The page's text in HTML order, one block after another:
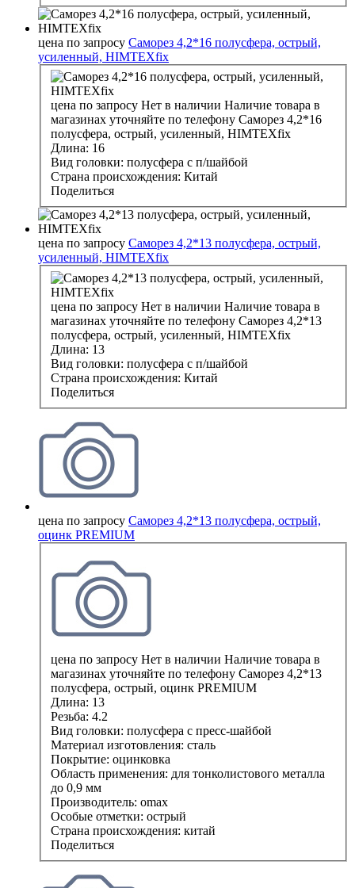
цена по запросу Саморез 4,2*16 полусфера, острый,
усиленный, HIMTEXfix
цена по запросу Нет в наличии Наличие товара в
магазинах уточняйте по телефону Саморез 4,2*16
полусфера, острый, усиленный, HIMTEXfix
Длина: 16
Вид головки: полусфера с п/шайбой
Страна происхождения: Китай
Поделиться
цена по запросу Саморез 4,2*13 полусфера, острый,
усиленный, HIMTEXfix
цена по запросу Нет в наличии Наличие товара в
магазинах уточняйте по телефону Саморез 4,2*13
полусфера, острый, усиленный, HIMTEXfix
Длина: 13
Вид головки: полусфера с п/шайбой
Страна происхождения: Китай
Поделиться
цена по запросу Саморез 4,2*13 полусфера, острый,
оцинк PREMIUM
цена по запросу Нет в наличии Наличие товара в
магазинах уточняйте по телефону Саморез 4,2*13
полусфера, острый, оцинк PREMIUM
Длина: 13
Резьба: 4.2
Вид головки: полусфера с пресс-шайбой
Материал изготовления: сталь
Покрытие: оцинковка
Область применения: для тонколистового металла
до 0,9 мм
Производитель: omax
Особые отметки: острый
Страна происхождения: китай
Поделиться